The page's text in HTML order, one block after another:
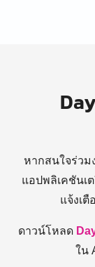
หากสนใจร่วม
แอปพลิเคชันเ
แจ้งเ
ดาวน์โหลด
ใน